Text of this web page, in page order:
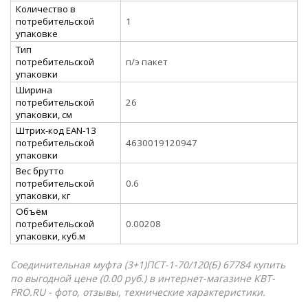
Количество в
потребительской
упаковке
1
Тип
потребительской
упаковки
п/э пакет
Ширина
потребительской
упаковки, см
26
Штрих-код EAN-13
потребительской
упаковки
4630019120947
Вес брутто
потребительской
упаковки, кг
0.6
Объём
потребительской
упаковки, куб.м
0.00208
Соединительная муфта (3+1)ПСТ-1-70/120(Б) 67784 купить
по выгодной цене (0.00 руб.) в интернет-магазине КВТ-
PRO.RU - фото, отзывы, технические характеристики.